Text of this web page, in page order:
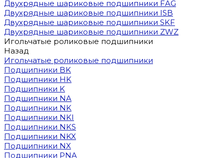
Двухрядные шариковые подшипники FAG
Двухрядные шариковые подшипники ISB
Двухрядные шариковые подшипники SKF
Двухрядные шариковые подшипники ZWZ
Игольчатые роликовые подшипники
Назад
Игольчатые роликовые подшипники
Подшипники BK
Подшипники HK
Подшипники K
Подшипники NA
Подшипники NK
Подшипники NKI
Подшипники NKS
Подшипники NKX
Подшипники NX
Подшипники PNA